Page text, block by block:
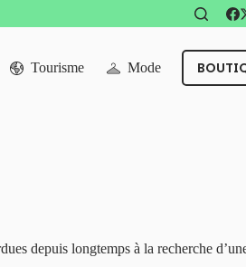
Tourisme Mode
depuis longtemps à la recherche